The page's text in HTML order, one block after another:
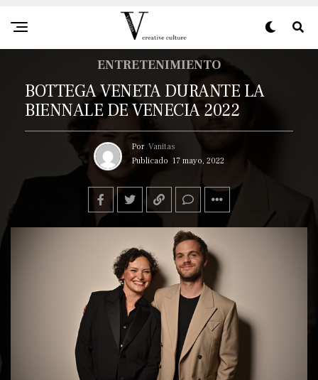
ENTRETENIMIENTO
BOTTEGA VENETA DURANTE LA
BIENNALE DE VENECIA 2022
Por Vanitas
Publicado 17 mayo, 2022